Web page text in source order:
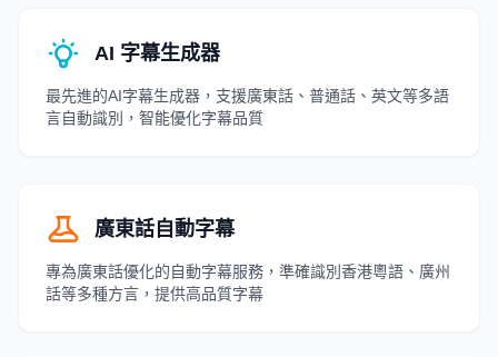
AI 字幕生成器
最先進的AI字幕生成器，支援廣東話、普通話、英文等多語
言自動識別，智能優化字幕品質
廣東話自動字幕
專為廣東話優化的自動字幕服務，準確識別香港粵語、廣州
話等多種方言，提供高品質字幕